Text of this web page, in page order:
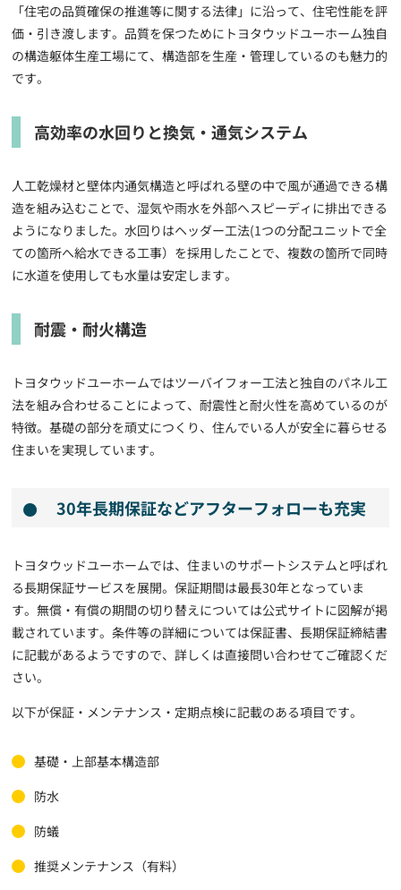
「住宅の品質確保の推進等に関する法律」に沿って、住宅性能を評
価・引き渡します。品質を保つためにトヨタウッドユーホーム独自
の構造躯体生産工場にて、構造部を生産・管理しているのも魅力的
です。
高効率の水回りと換気・通気システム
人工乾燥材と壁体内通気構造と呼ばれる壁の中で風が通過できる構
造を組み込むことで、湿気や雨水を外部へスピーディに排出できる
ようになりました。水回りはヘッダー工法(1つの分配ユニットで全
ての箇所へ給水できる工事）を採用したことで、複数の箇所で同時
に水道を使用しても水量は安定します。
耐震・耐火構造
トヨタウッドユーホームではツーバイフォー工法と独自のパネル工
法を組み合わせることによって、耐震性と耐火性を高めているのが
特徴。基礎の部分を頑丈につくり、住んでいる人が安全に暮らせる
住まいを実現しています。
30年長期保証などアフターフォローも充実
トヨタウッドユーホームでは、住まいのサポートシステムと呼ばれ
る長期保証サービスを展開。保証期間は最長30年となっていま
す。無償・有償の期間の切り替えについては公式サイトに図解が掲
載されています。条件等の詳細については保証書、長期保証締結書
に記載があるようですので、詳しくは直接問い合わせてご確認くだ
さい。
以下が保証・メンテナンス・定期点検に記載のある項目です。
基礎・上部基本構造部
防水
防蟻
推奨メンテナンス（有料）